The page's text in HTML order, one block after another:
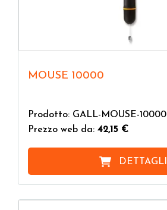
MOUSE 10000
Prodotto: GALL-MOUSE-10000
Prezzo web da: 42,15 €
DETTAGLI